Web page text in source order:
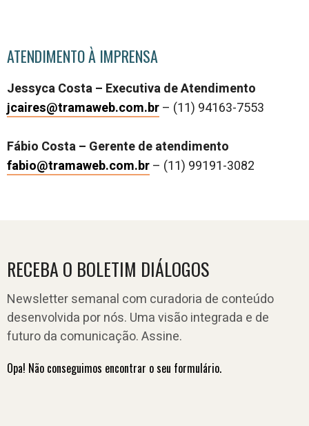
ATENDIMENTO À IMPRENSA
Jessyca Costa – Executiva de Atendimento
jcaires@tramaweb.com.br– (11) 94163-7553
Fábio Costa – Gerente de atendimento
fabio@tramaweb.com.br– (11) 99191-3082
RECEBA O BOLETIM DIÁLOGOS
Newsletter semanal com curadoria de conteúdo
desenvolvida por nós. Uma visão integrada e de
futuro da comunicação. Assine.
Opa! Não conseguimos encontrar o seu formulário.